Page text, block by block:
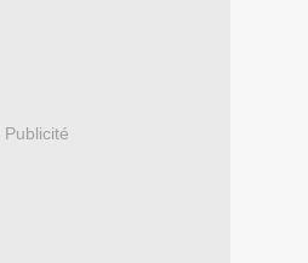
Publicité